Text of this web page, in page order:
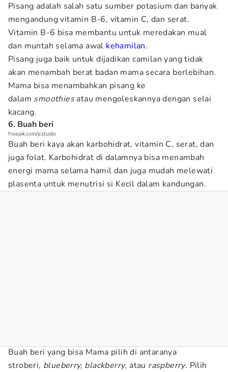
Pisang adalah salah satu sumber potasium dan banyak
mengandung vitamin B-6, vitamin C, dan serat.
Vitamin B-6 bisa membantu untuk meredakan mual
dan muntah selama awal kehamilan.
Pisang juga baik untuk dijadikan camilan yang tidak
akan menambah berat badan mama secara berlebihan.
Mama bisa menambahkan pisang ke
dalam smoothiesatau mengoleskannya dengan selai
kacang.
6. Buah beri
freepik.com/jcstudio
Buah beri kaya akan karbohidrat, vitamin C, serat, dan
juga folat. Karbohidrat di dalamnya bisa menambah
energi mama selama hamil dan juga mudah melewati
plasenta untuk menutrisi si Kecil dalam kandungan.
Buah beri yang bisa Mama pilih di antaranya
stroberi, blueberry, blackberry, atau raspberry. Pilih